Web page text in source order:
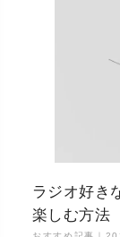
ラジオ好き
楽しむ方法